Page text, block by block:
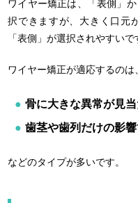
ワイヤー矯正は、「表側」
択できますが、大きく口元
「表側」が選択されやすいで
ワイヤー矯正が適応するのは
骨に大きな異常が見
歯茎や歯列だけの影
などのタイプが多いです。